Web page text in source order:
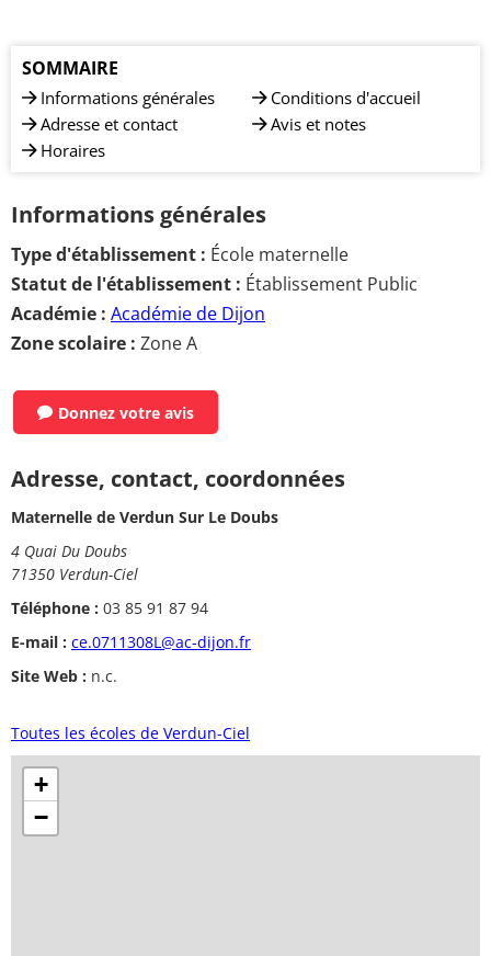
SOMMAIRE
Informations générales
Adresse et contact
Horaires
Conditions d'accueil
Avis et notes
Informations générales
Type d'établissement : École maternelle
Statut de l'établissement : Établissement Public
Académie : Académie de Dijon
Zone scolaire : Zone A
Donnez votre avis
Adresse, contact, coordonnées
Maternelle de Verdun Sur Le Doubs
4 Quai Du Doubs
71350 Verdun-Ciel
Téléphone : 03 85 91 87 94
E-mail : ce.0711308L@ac-dijon.fr
Site Web : n.c.
Toutes les écoles de Verdun-Ciel
+
−